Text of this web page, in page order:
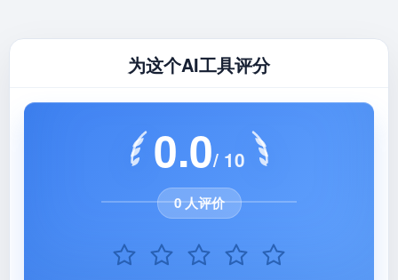
为这个AI工具评分
0.0/ 10
0 人评价